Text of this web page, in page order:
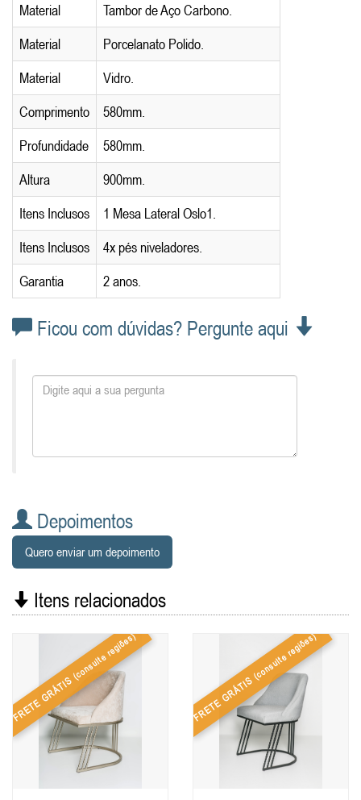
Material
Tambor de Aço Carbono.
Material
Porcelanato Polido.
Material
Vidro.
Comprimento
580mm.
Profundidade
580mm.
Altura
900mm.
Itens Inclusos
1 Mesa Lateral Oslo1.
Itens Inclusos
4x pés niveladores.
Garantia
2 anos.
Ficou com dúvidas? Pergunte aqui
Depoimentos
Quero enviar um depoimento
Itens relacionados
FRETE GRÁTIS
(consulte regiões)
FRETE GRÁTIS
(consulte regiões)